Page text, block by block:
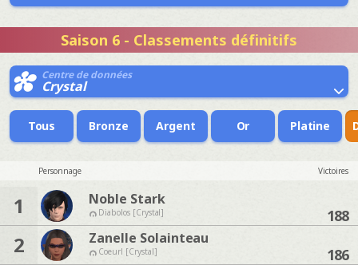
Saison 6 - Classements définitifs
Centre de données
Crystal
Tous Bronze Argent Or Platine
Personnage Victoires
1 Noble Stark
Diabolos [Crystal] 188
2 Zanelle Solainteau
Coeurl [Crystal] 186